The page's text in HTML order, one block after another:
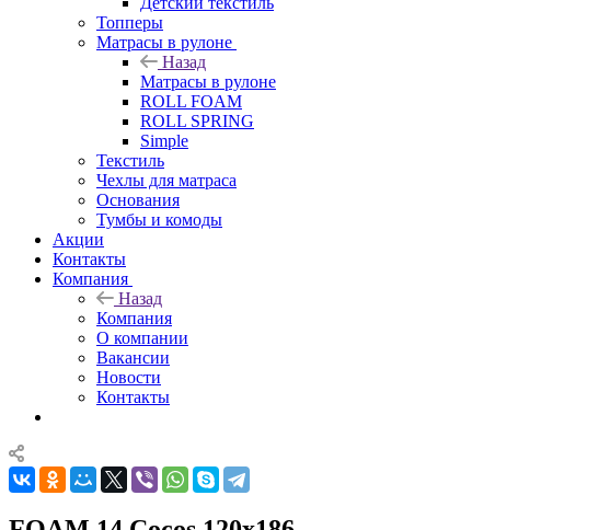
Топперы
Матрасы в рулоне
Назад
Матрасы в рулоне
ROLL FOAM
ROLL SPRING
Simple
Текстиль
Чехлы для матраса
Основания
Тумбы и комоды
Акции
Контакты
Компания
Назад
Компания
О компании
Вакансии
Новости
Контакты